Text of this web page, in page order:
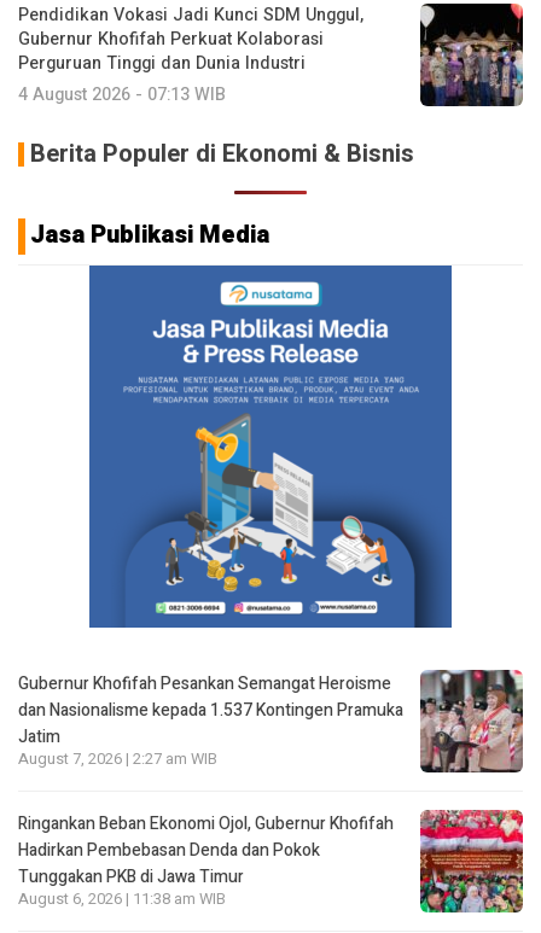
Pendidikan Vokasi Jadi Kunci SDM Unggul,
Gubernur Khofifah Perkuat Kolaborasi
Perguruan Tinggi dan Dunia Industri
4 August 2026 - 07:13 WIB
Berita Populer di Ekonomi & Bisnis
Jasa Publikasi Media
Gubernur Khofifah Pesankan Semangat Heroisme
dan Nasionalisme kepada 1.537 Kontingen Pramuka
Jatim
August 7, 2026 | 2:27 am WIB
Ringankan Beban Ekonomi Ojol, Gubernur Khofifah
Hadirkan Pembebasan Denda dan Pokok
Tunggakan PKB di Jawa Timur
August 6, 2026 | 11:38 am WIB